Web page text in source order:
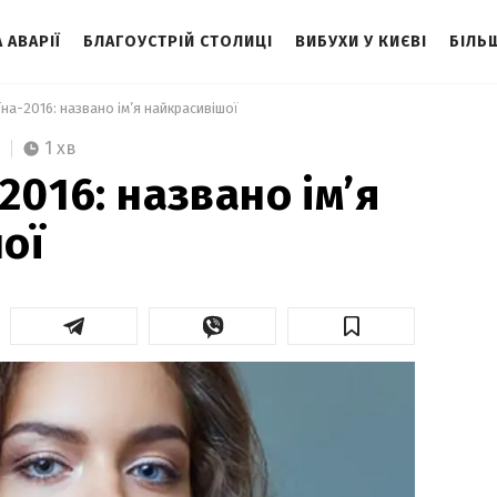
БЛАГОУСТРІЙ СТОЛИЦІ ВИБУХИ У КИЄВІ
2016: названо ім’я найкрасивішої
1 хв
названо ім’я